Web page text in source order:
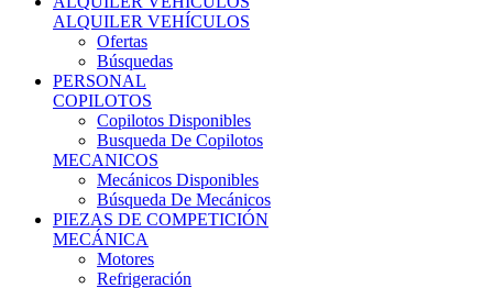
Ofertas
Búsquedas
PERSONAL
COPILOTOS
Copilotos Disponibles
Busqueda De Copilotos
MECANICOS
Mecánicos Disponibles
Búsqueda De Mecánicos
PIEZAS DE COMPETICIÓN
MECÁNICA
Motores
Refrigeración
Electrónica